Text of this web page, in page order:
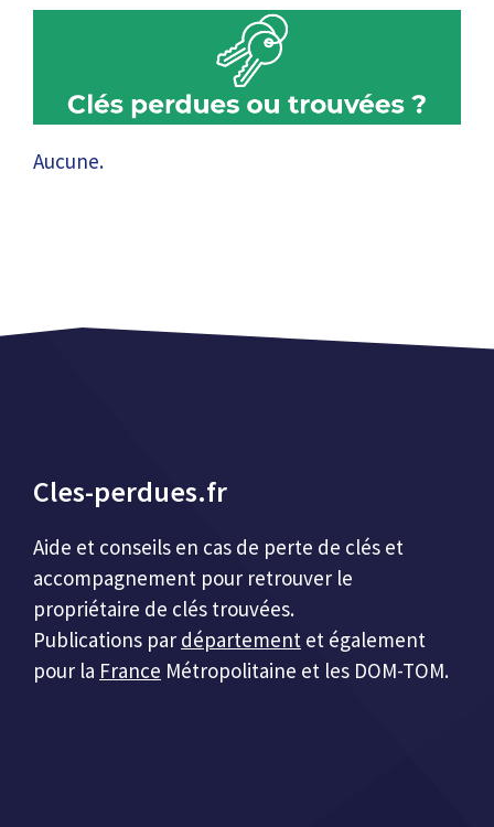
Aucune.
Cles-perdues.fr
Aide et conseils en cas de perte de clés et
accompagnement pour retrouver le
propriétaire de clés trouvées.
Publications par département et également
pour la France Métropolitaine et les DOM-TOM.